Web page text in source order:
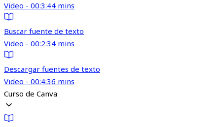
Video - 00:3:44 mins
Buscar fuente de texto
Video - 00:2:34 mins
Descargar fuentes de texto
Video - 00:4:36 mins
Curso de Canva